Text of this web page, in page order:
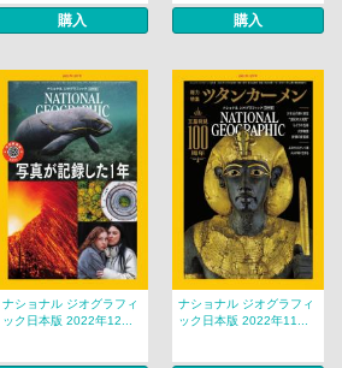
購入 購入
ナショナル ジオグラフィ
ック日本版 2022年12...
ナショナル ジオグラフィ
ック日本版 2022年11...